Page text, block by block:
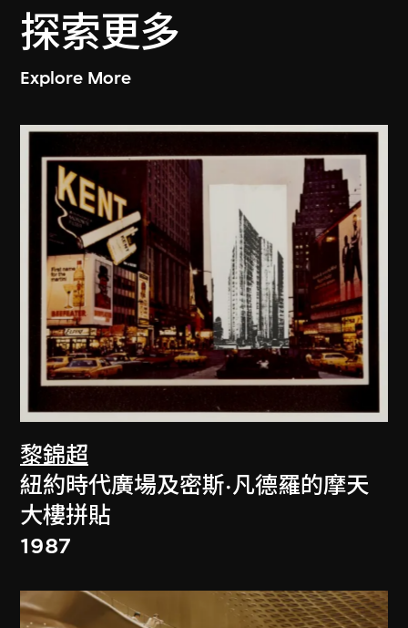
探索更多
Explore More
黎錦超
紐約時代廣場及密斯·凡德羅的摩天
大樓拼貼
1987